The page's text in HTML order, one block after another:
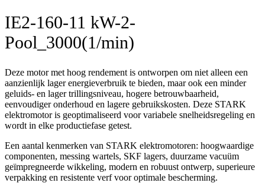
IE2-160-11 kW-2-
Pool_3000(1/min)
Deze motor met hoog rendement is ontworpen om niet alleen een
aanzienlijk lager energieverbruik te bieden, maar ook een minder
geluids- en lager trillingsniveau, hogere betrouwbaarheid,
eenvoudiger onderhoud en lagere gebruikskosten. Deze STARK
elektromotor is geoptimaliseerd voor variabele snelheidsregeling en
wordt in elke productiefase getest.
Een aantal kenmerken van STARK elektromotoren: hoogwaardige
componenten, messing wartels, SKF lagers, duurzame vacuüm
geïmpregneerde wikkeling, modern en robuust ontwerp, superieure
verpakking en resistente verf voor optimale bescherming.